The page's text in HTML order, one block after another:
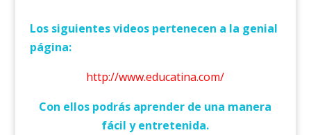
Los siguientes videos pertenecen a la genial
página:
http://www.educatina.com/
Con ellos podrás aprender de una manera
fácil y entretenida.